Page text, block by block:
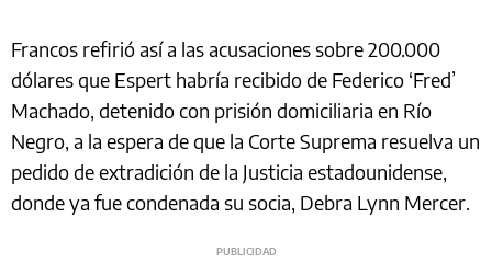
Francos refirió así a las acusaciones sobre 200.000
dólares que Espert habría recibido de Federico ‘Fred’
Machado, detenido con prisión domiciliaria en Río
Negro, a la espera de que la Corte Suprema resuelva un
pedido de extradición de la Justicia estadounidense,
donde ya fue condenada su socia, Debra Lynn Mercer.